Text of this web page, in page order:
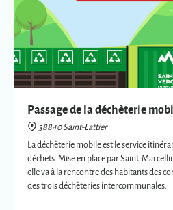
Passage de la déchèterie
38840 Saint-Lattier
La déchèterie mobile est le service
déchets. Mise en place par Saint-
elle va à la rencontre des habitants des
des trois déchèteries intercommunales.